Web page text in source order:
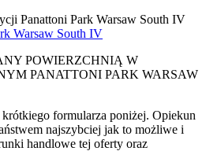
Panattoni Park Warsaw South IV
Warsaw South IV
POWIERZCHNIĄ W
PANATTONI PARK WARSAW
krótkiego formularza poniżej. Opiekun
najszybciej jak to możliwe i
handlowe tej oferty oraz